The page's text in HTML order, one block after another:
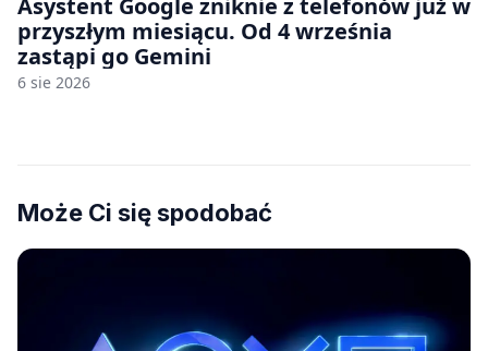
przyszłym miesiącu. Od 4 września
zastąpi go Gemini
6 sie 2026
Może Ci się spodobać